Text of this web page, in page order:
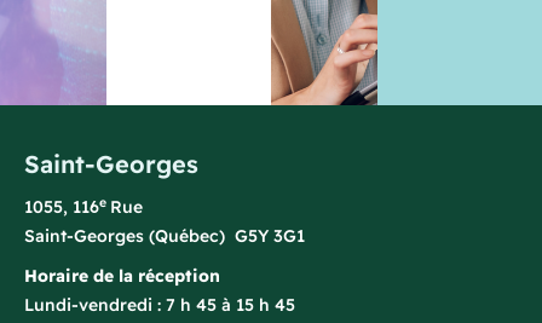
Saint-Georges
1055, 116e Rue
Saint-Georges (Québec) G5Y 3G1
Horaire de la réception
Lundi-vendredi : 7 h 45 à 15 h 45